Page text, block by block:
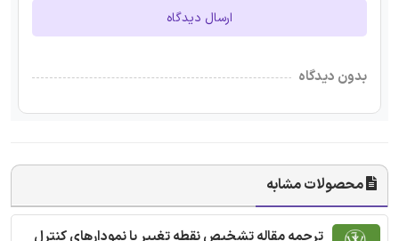
ارسال دیدگاه
بدون دیدگاه
محصولات مشابه